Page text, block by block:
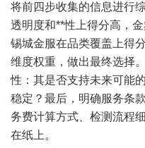
将前四步收集的信息进行
透明度和**性上得分高，
锡城金服在品类覆盖上得
维度权重，做出最终选择
性：其是否支持未来可能
稳定？最后，明确服务条
务费计算方式、检测流程
在纸上。